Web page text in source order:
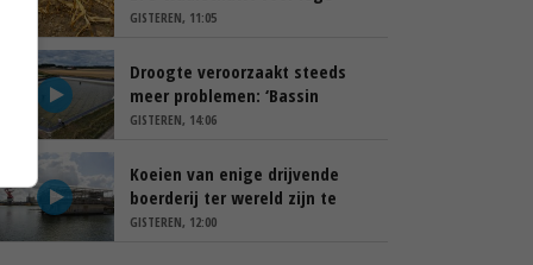
schappen
GISTEREN, 11:05
Droogte veroorzaakt steeds
meer problemen: ‘Bassin
afgelopen week al leeg’
GISTEREN, 14:06
Koeien van enige drijvende
boerderij ter wereld zijn te
koop
GISTEREN, 12:00